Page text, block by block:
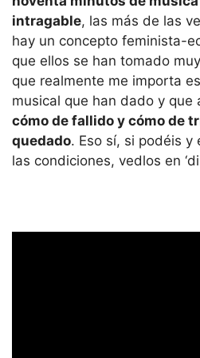
intragable, las más de las
hay un concepto feminista-
que ellos se han tomado
que realmente me importa
musical que han dado y que
cómo de fallido y cómo de
quedado. Eso sí, si podéis y
las condiciones, vedlos en